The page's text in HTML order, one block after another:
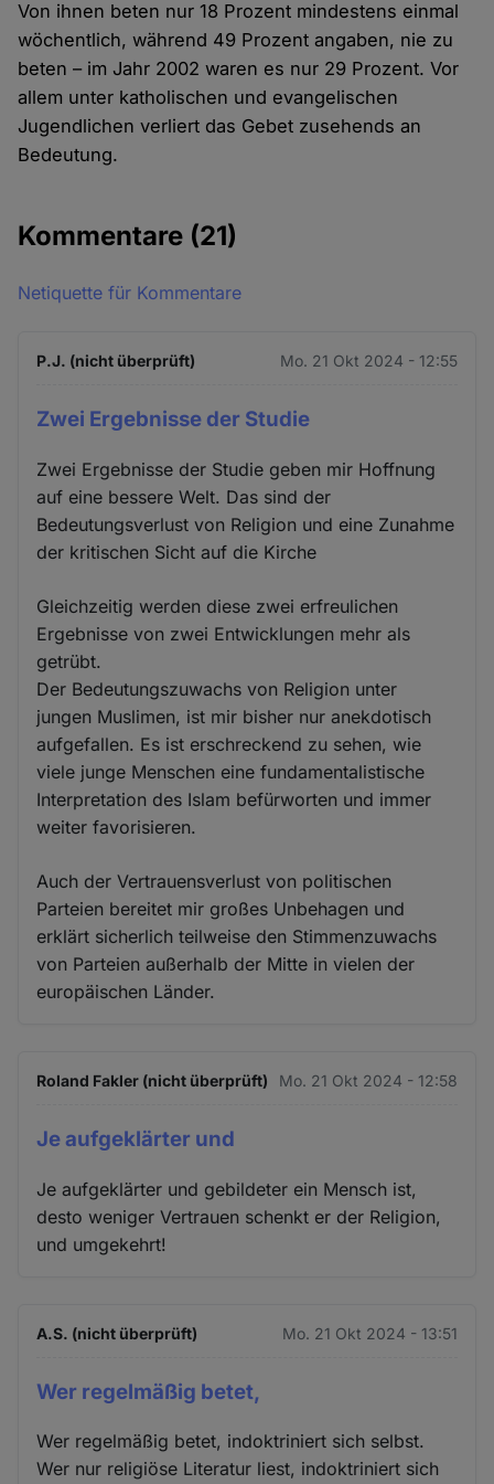
Von ihnen beten nur 18 Prozent mindestens einmal
wöchentlich, während 49 Prozent angaben, nie zu
beten – im Jahr 2002 waren es nur 29 Prozent. Vor
allem unter katholischen und evangelischen
Jugendlichen verliert das Gebet zusehends an
Bedeutung.
Kommentare (21)
Netiquette für Kommentare
P.J. (nicht überprüft) Mo. 21 Okt 2024 - 12:55
Zwei Ergebnisse der Studie
Zwei Ergebnisse der Studie geben mir Hoffnung
auf eine bessere Welt. Das sind der
Bedeutungsverlust von Religion und eine Zunahme
der kritischen Sicht auf die Kirche
Gleichzeitig werden diese zwei erfreulichen
Ergebnisse von zwei Entwicklungen mehr als
getrübt.
Der Bedeutungszuwachs von Religion unter
jungen Muslimen, ist mir bisher nur anekdotisch
aufgefallen. Es ist erschreckend zu sehen, wie
viele junge Menschen eine fundamentalistische
Interpretation des Islam befürworten und immer
weiter favorisieren.
Auch der Vertrauensverlust von politischen
Parteien bereitet mir großes Unbehagen und
erklärt sicherlich teilweise den Stimmenzuwachs
von Parteien außerhalb der Mitte in vielen der
europäischen Länder.
Roland Fakler (nicht überprüft) Mo. 21 Okt 2024 - 12:58
Je aufgeklärter und
Je aufgeklärter und gebildeter ein Mensch ist,
desto weniger Vertrauen schenkt er der Religion,
und umgekehrt!
A.S. (nicht überprüft) Mo. 21 Okt 2024 - 13:51
Wer regelmäßig betet,
Wer regelmäßig betet, indoktriniert sich selbst.
Wer nur religiöse Literatur liest, indoktriniert sich